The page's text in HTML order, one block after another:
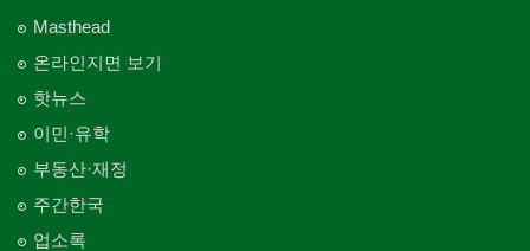
Masthead
온라인지면 보기
핫뉴스
이민·유학
부동산·재정
주간한국
업소록